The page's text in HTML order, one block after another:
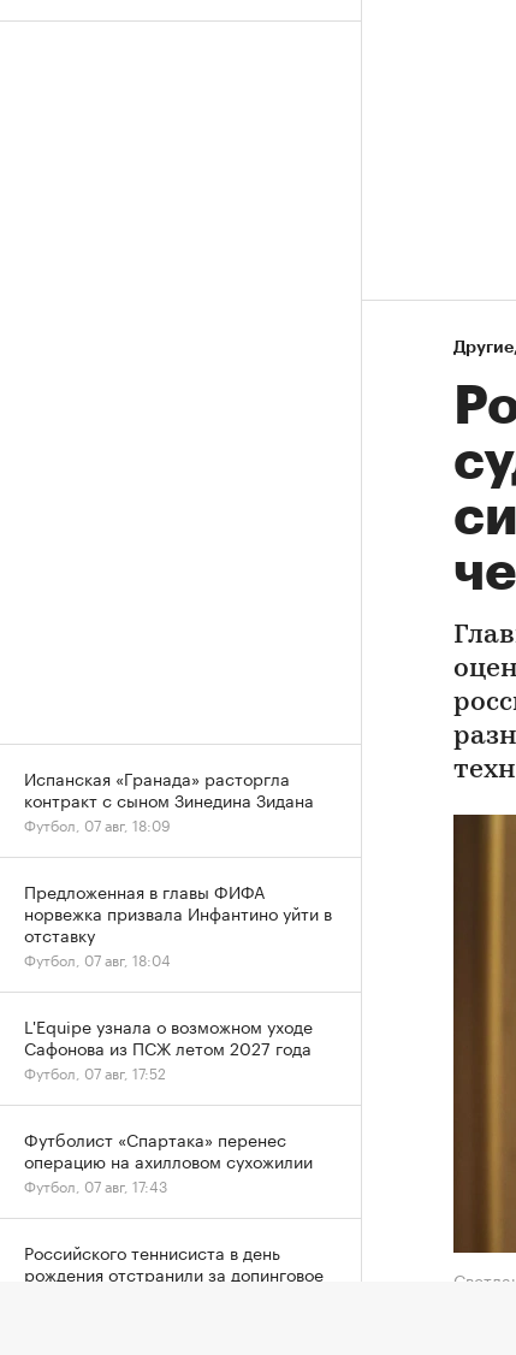
Другие
Испанская «Гранада» расторгла
контракт с сыном Зинедина Зидана
Футбол, 07 авг, 18:09
Предложенная в главы ФИФА
норвежка призвала Инфантино уйти в
отставку
Футбол, 07 авг, 18:04
L'Equipe узнала о возможном уходе
Сафонова из ПСЖ летом 2027 года
Футбол, 07 авг, 17:52
Футболист «Спартака» перенес
операцию на ахилловом сухожилии
Футбол, 07 авг, 17:43
Российского теннисиста в день
рождения отстранили за допинговое